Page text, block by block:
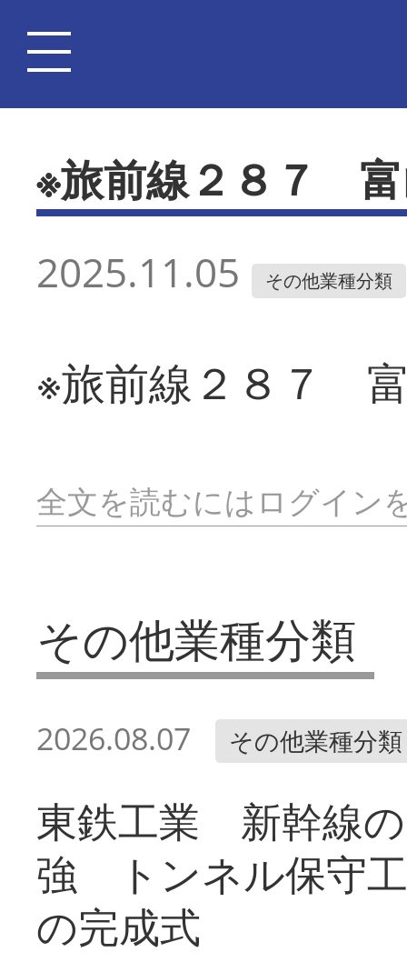
※旅前線２８７ 富
2025.11.05 その他業種分類
※旅前線２８７
全文を読むにはログイン
その他業種分類
2026.08.07 その他業種分類
東鉄工業 新幹線
強 トンネル保守
の完成式